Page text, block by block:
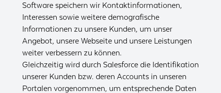
Software speichern wir Kontaktinformationen,
Interessen sowie weitere demografische
Informationen zu unsere Kunden, um unser
Angebot, unsere Webseite und unsere Leistungen
weiter verbessern zu können.
Gleichzeitig wird durch Salesforce die Identifikation
unserer Kunden bzw. deren Accounts in unseren
Portalen vorgenommen, um entsprechende Daten